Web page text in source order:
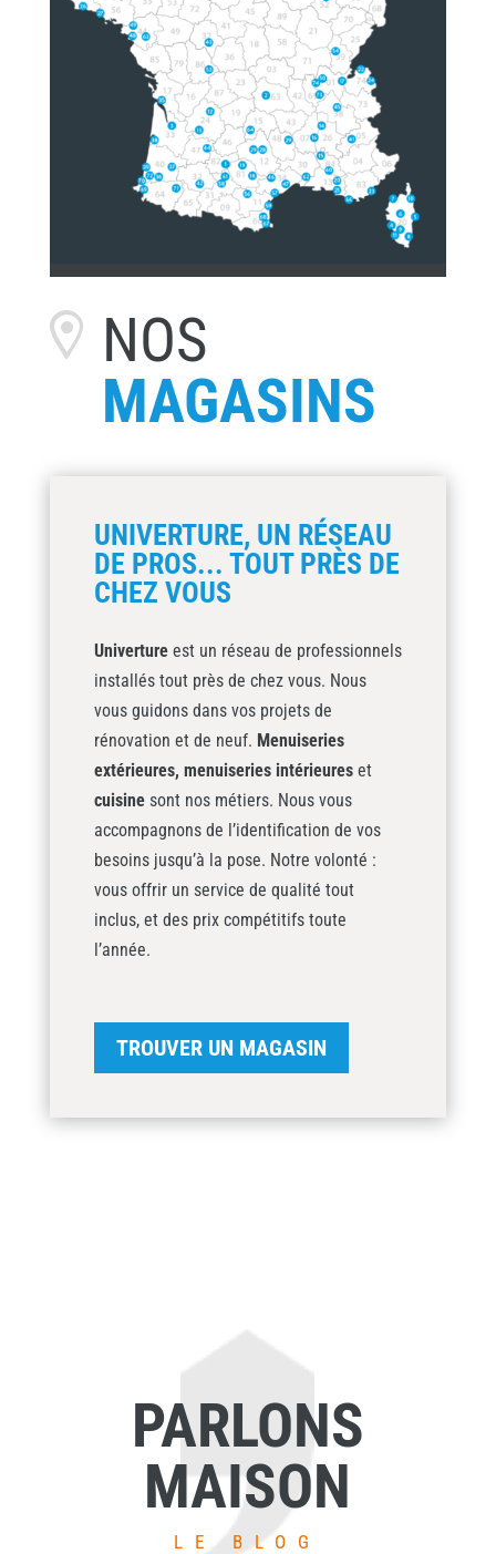
NOS
MAGASINS
UNIVERTURE, UN RÉSEAU
DE PROS... TOUT PRÈS DE
CHEZ VOUS
Univertureest un réseau de professionnels
installés tout près de chez vous. Nous
vous guidons dans vos projets de
rénovation et de neuf. Menuiseries
extérieures, menuiseries intérieureset
cuisinesont nos métiers. Nous vous
accompagnons de l’identification de vos
besoins jusqu’à la pose. Notre volonté :
vous offrir un service de qualité tout
inclus, et des prix compétitifs toute
l’année.
TROUVER UN MAGASIN
PARLONS
MAISON
LE BLOG